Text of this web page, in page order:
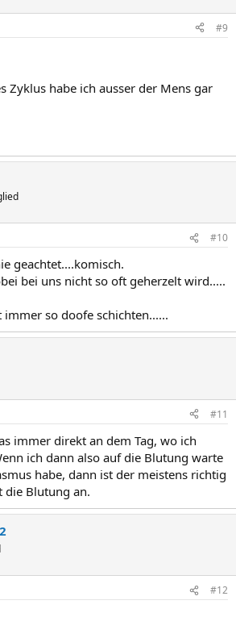
#9
Zyklus habe ich ausser der Mens gar
#10
geachtet....komisch.
bei uns nicht so oft geherzelt wird.....
so doofe schichten......
#11
immer direkt an dem Tag, wo ich
ich dann also auf die Blutung warte
habe, dann ist der meistens richtig
die Blutung an.
#12